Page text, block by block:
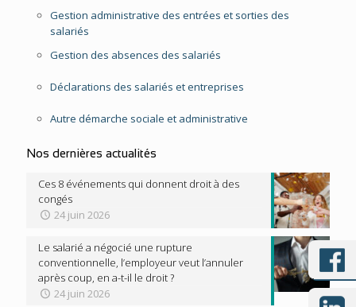
Gestion administrative des entrées et sorties des
salariés
Gestion des absences des salariés
Déclarations des salariés et entreprises
Autre démarche sociale et administrative
Nos dernières actualités
Ces 8 événements qui donnent droit à des
congés
24 juin 2026
Le salarié a négocié une rupture
conventionnelle, l’employeur veut l’annuler
après coup, en a-t-il le droit ?
24 juin 2026